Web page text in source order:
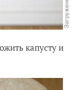
капусту и